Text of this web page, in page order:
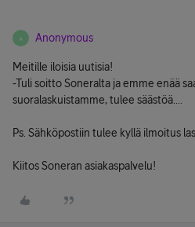
A Anonymous
Meitille iloisia uutisia!
-Tuli soitto Soneralta ja emme enää
suoralaskuistamme, tulee säästöä....
Ps. Sähköpostiin tulee kyllä ilmoitus
Kiitos Soneran asiakaspalvelu!